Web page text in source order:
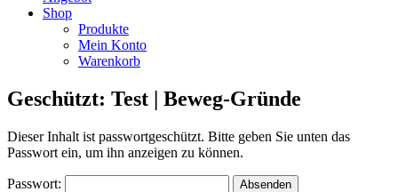
Shop
Produkte
Mein Konto
Warenkorb
Geschützt: Test | Beweg-Gründe
Dieser Inhalt ist passwortgeschützt. Bitte geben Sie unten das
Passwort ein, um ihn anzeigen zu können.
Passwort: